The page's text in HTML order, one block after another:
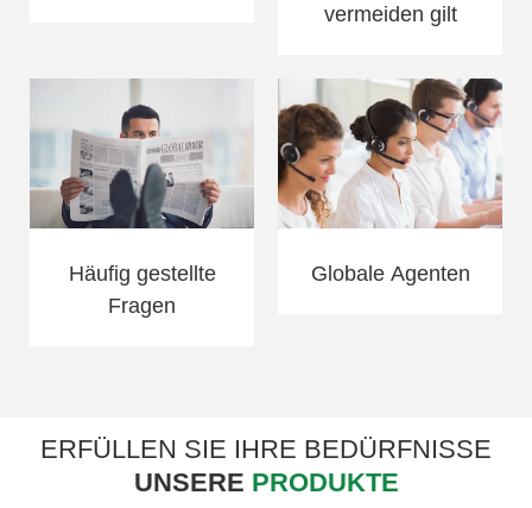
vermeiden gilt
Häufig gestellte
Fragen
Globale Agenten
ERFÜLLEN SIE IHRE BEDÜRFNISSE
UNSERE PRODUKTE